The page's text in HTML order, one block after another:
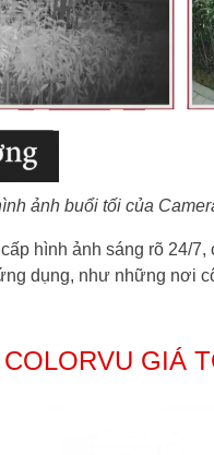
ảnh buổi tối của
hình ảnh sáng rõ 24/
dụng, như những nơi
GIÁ